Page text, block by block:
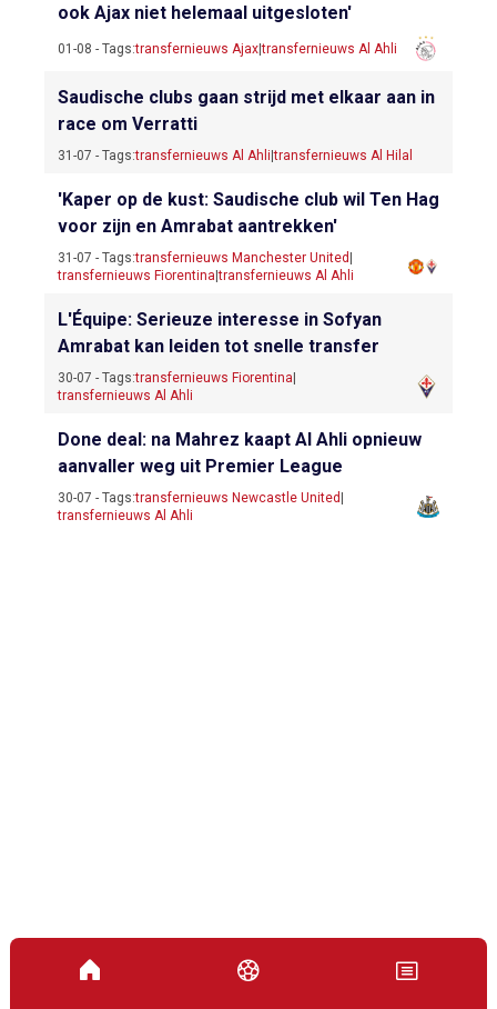
ook Ajax niet helemaal uitgesloten'
01-08 - Tags:transfernieuws Ajax|transfernieuws Al Ahli
Saudische clubs gaan strijd met elkaar aan in
race om Verratti
31-07 - Tags:transfernieuws Al Ahli |transfernieuws Al Hilal
'Kaper op de kust: Saudische club wil Ten Hag
voor zijn en Amrabat aantrekken'
31-07 - Tags:transfernieuws Manchester United
transfernieuws Fiorentina |transfernieuws Al Ahli
L'Équipe: Serieuze interesse in Sofyan
Amrabat kan leiden tot snelle transfer
30-07 - Tags:transfernieuws Fiorentina
transfernieuws Al Ahli
Done deal: na Mahrez kaapt Al Ahli opnieuw
aanvaller weg uit Premier League
30-07 - Tags:transfernieuws Newcastle United
transfernieuws Al Ahli
Saint-Maximin neemt afscheid van Newcastle